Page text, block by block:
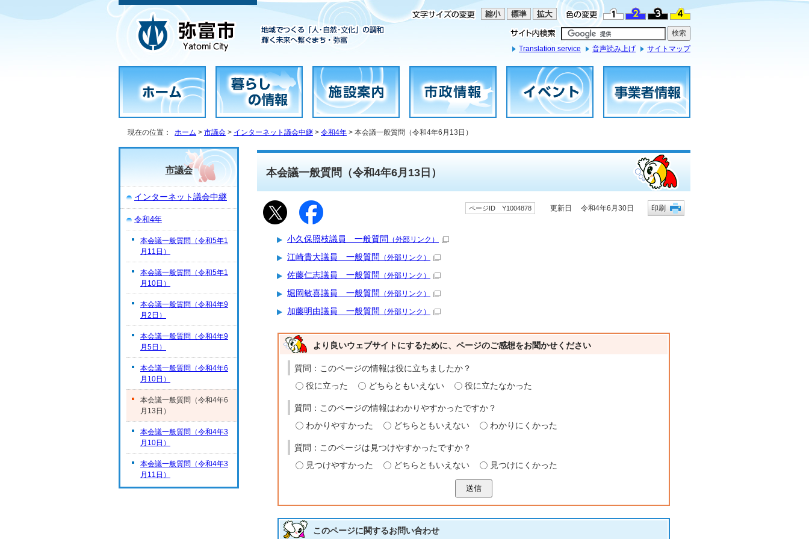
Translation service 音声読み上げ サイトマップ
現在の位置： ホーム > 市議会 > インターネット議会中継 > 令和4年 > 本会議一般質問（令和4年6月13日）
本会議一般質問（令和4年6月13日）
ページID Y1004878 更新日 令和4年6月30日 印刷
小久保照枝議員 一般質問 （外部リンク）
江崎貴大議員 一般質問 （外部リンク）
佐藤仁志議員 一般質問 （外部リンク）
堀岡敏喜議員 一般質問 （外部リンク）
加藤明由議員 一般質問 （外部リンク）
より良いウェブサイトにするために、ページのご感想をお聞かせください
質問：このページの情報は役に立ちましたか？
役に立った
どちらともいえない 役に立たなかった
質問：このページの情報はわかりやすかったですか？
わかりやすかった
どちらともいえない わかりにくかった
質問：このページは見つけやすかったですか？
見つけやすかった
どちらともいえない 見つけにくかった
送信
このページに関するお問い合わせ
市議会
インターネット議会中継
令和4年
本会議一般質問（令和5年1
月11日）
本会議一般質問（令和5年1
月10日）
本会議一般質問（令和4年9
月2日）
本会議一般質問（令和4年9
月5日）
本会議一般質問（令和4年6
月10日）
本会議一般質問（令和4年6
月13日）
本会議一般質問（令和4年3
月10日）
本会議一般質問（令和4年3
月11日）